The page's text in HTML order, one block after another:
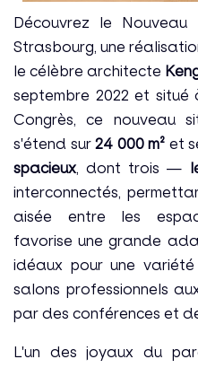
Découvrez le
Strasbourg, une
le célèbre architecte
septembre 2022 et
Congrès, ce nouveau
s'étend sur 24 000 m² et
spacieux, dont trois —
interconnectés,
aisée entre les
favorise une grande
idéaux pour une
salons professionnels
par des conférences et
L'un des joyaux du